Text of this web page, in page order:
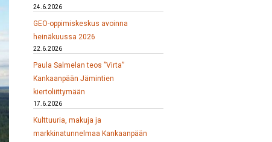
24.6.2026
GEO-oppimiskeskus avoinna
heinäkuussa 2026
22.6.2026
Paula Salmelan teos ”Virta”
Kankaanpään Jämintien
kiertoliittymään
17.6.2026
Kulttuuria, makuja ja
markkinatunnelmaa Kankaanpään